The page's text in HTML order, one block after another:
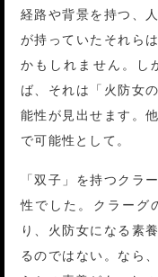
経路や背景を持つ、
が持っていたそれら
かもしれません。し
ば、それは「火防女
能性が見出せます。
で可能性として。
「双子」を持つクラ
性でした。クラーグ
り、火防女になる素
るのではない。なら